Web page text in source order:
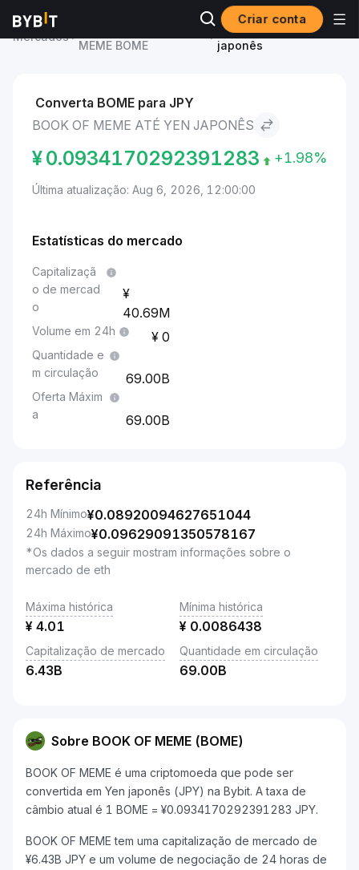
Criar conta
Mercados
MEME BOME
BOOK OF MEME to Yen
japonês
Converta BOME para JPY
BOOK OF MEME ATÉ YEN JAPONÊS
¥0.0934170292391283 +1.98%
Última atualização: Aug 6, 2026, 12:00:00
Estatísticas do mercado
Capitalizaçã
o de mercad
o
40.69M
Volume em 24h 0
Quantidade e
m circulação
69.00B
Oferta Máxim
a
69.00B
Referência
24h Mínimo¥0.08920094627651044
24h Máximo¥0.09629091350578167
*Os dados a seguir mostram informações sobre o
mercado de eth
Máxima histórica
¥ 4.01
Mínima histórica
¥ 0.0086438
Capitalização de mercado
6.43B
Quantidade em circulação
69.00B
Sobre BOOK OF MEME (BOME)
BOOK OF MEME é uma criptomoeda que pode ser
convertida em Yen japonês (JPY) na Bybit. A taxa de
câmbio atual é 1 BOME = ¥0.0934170292391283 JPY.
BOOK OF MEME tem uma capitalização de mercado de
¥6.43B JPY e um volume de negociação de 24 horas de